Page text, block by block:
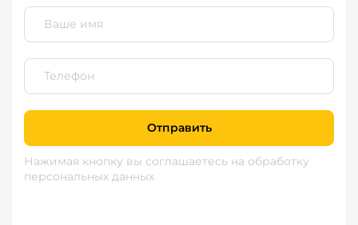
Отправить
Нажимая кнопку вы соглашаетесь на обработку
персональных данных